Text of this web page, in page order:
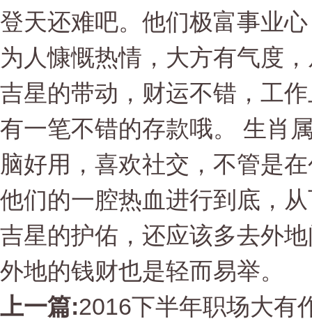
登天还难吧。他们极富事业
为人慷慨热情，大方有气度
吉星的带动，财运不错，工
有一笔不错的存款哦。 生肖
脑好用，喜欢社交，不管是
他们的一腔热血进行到底，
吉星的护佑，还应该多去外
外地的钱财也是轻而易举。
上一篇:2016下半年职场大有